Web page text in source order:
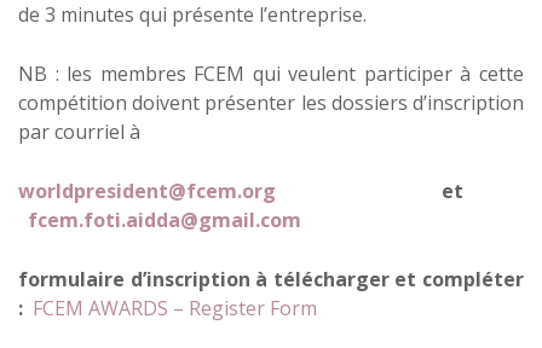
de 3 minutes qui présente l’entreprise.
NB : les membres FCEM qui veulent participer à cette
compétition doivent présenter les dossiers d’inscription
par courriel à
worldpresident@fcem.org et
fcem.foti.aidda@gmail.com
formulaire d’inscription à télécharger et compléter
: FCEM AWARDS – Register Form